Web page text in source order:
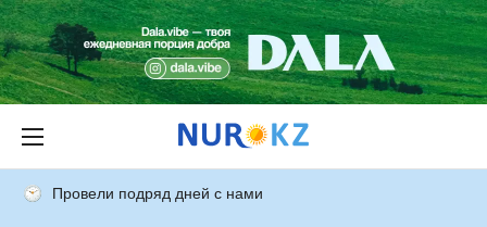
Провели подряд дней с нами